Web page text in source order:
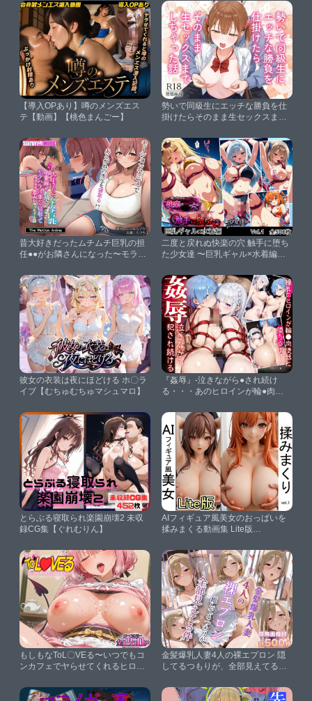
【導入OPあり】噂のメンズエス
テ【動画】【桃色まんごー】
勢いで同級生にエッチな勝負を仕
掛けたらそのまま生セックスまで
昔大好きだったムチムチ巨乳の担
任●●がお隣さんになった〜モラハ
になっちゃう話〜 The Motion
Anime【survive more】
二度と戻れぬ快楽の穴 触手に堕ち
た少女達 〜巨乳ギャル×水着編〜
彼女の衣装は夜にほどける ホ〇ラ
イブ【むちゅむちゅマシュマロ】
『姦辱』-泣きながら●され続け
る・・・あのヒロインが輪●肉便
編【堕ちモノ屋】
とらぶる寝取られ楽園崩壊2 未収
録CG集【ぐれむりん】
AIフィギュア風美女のおっぱいを
揉みまくる動画集 Lite版
もしもなToL〇VEる〜いつでもコ
ンカフェでヤらせてくれるヒロイ
金髪爆乳人妻4人の裸エプロン 隠
してるつもりが、全部見えてる件